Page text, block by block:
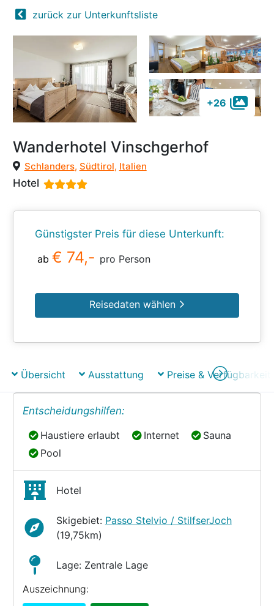
zurück zur Unterkunftsliste
+26
Wanderhotel Vinschgerhof
Schlanders, Südtirol, Italien
Hotel
Günstigster Preis für diese Unterkunft:
ab € 74,- pro Person
Reisedaten wählen
Übersicht Ausstattung Preise & Verfügbarkeit
Entscheidungshilfen:
Haustiere erlaubt
Haustiere erlaubt Internet
Internet Sauna
Sauna
Pool
Pool
Hotel
Skigebiet: Passo Stelvio / StilfserJoch
(19,75km)
Lage: Zentrale Lage
Auszeichnung: